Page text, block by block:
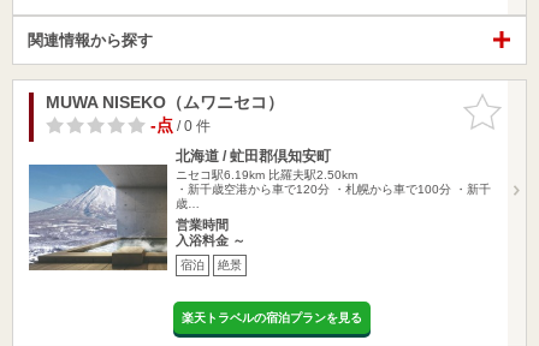
関連情報から探す
お気に入
りに追加
MUWA NISEKO（ムワニセコ）
-点/ 0 件
北海道 / 虻田郡倶知安町
ニセコ駅6.19km 比羅夫駅2.50km
・新千歳空港から車で120分 ・札幌から車で100分 ・新千
歳…
営業時間
入浴料金 ～
宿泊 絶景
楽天トラベルの宿泊プランを見る